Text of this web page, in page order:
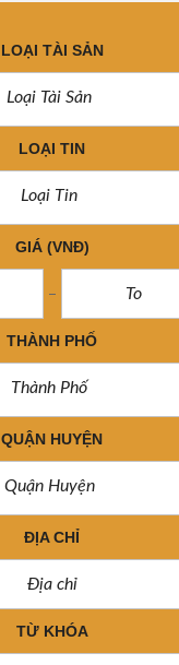
LOẠI TÀI SẢN
Loại Tài Sản
LOẠI TIN
Loại Tin
GIÁ (VNĐ)
THÀNH PHỐ
Thành Phố
QUẬN HUYỆN
Quận Huyện
ĐỊA CHỈ
TỪ KHÓA